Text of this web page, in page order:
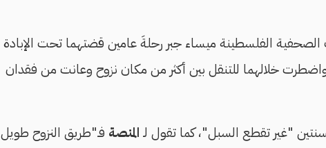
الفلسطينة ميساء جبر رحلةَ عامين قضتهما تحت الإبادة
واضطرت خلالهما للتنقل بين أكثر من مكان نزوح وعانت من فقدان
"غير تقطع السبل"، كما تقول لـ المنصة فـ"طريق النزوح طويل